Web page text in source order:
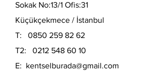
Sokak No:13/1 Ofis:31
Küçükçekmece / İstanbul
T: 0850 259 82 62
T2: 0212 548 60 10
E: kentselburada@gmail.com